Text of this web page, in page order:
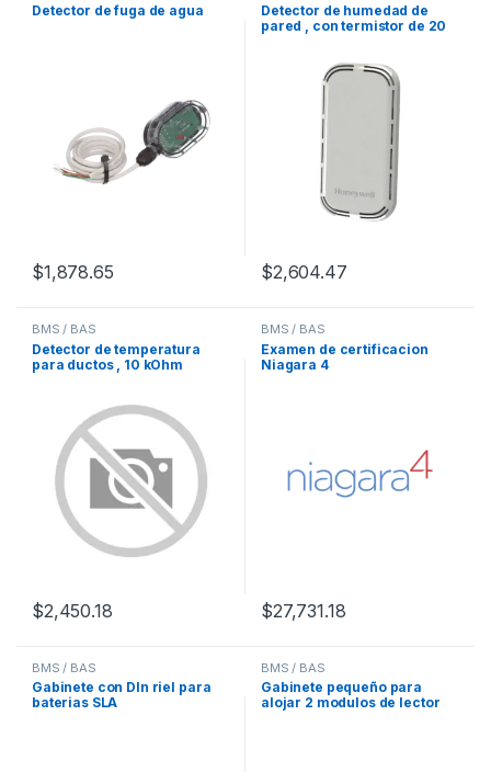
Detector de fuga de agua
$1,878.65
Detector de humedad de
pared , con termistor de 20
$2,604.47
BMS / BAS
Detector de temperatura
para ductos , 10 kOhm
$2,450.18
BMS / BAS
Examen de certificacion
Niagara 4
$27,731.18
BMS / BAS
Gabinete con DIn riel para
baterias SLA
BMS / BAS
Gabinete pequeño para
alojar 2 modulos de lector